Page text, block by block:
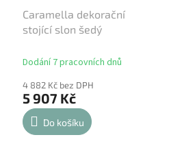
Caramella dekorační
stojící slon šedý
Dodání 7 pracovních dnů
4 882 Kč bez DPH
5 907 Kč
Do košíku